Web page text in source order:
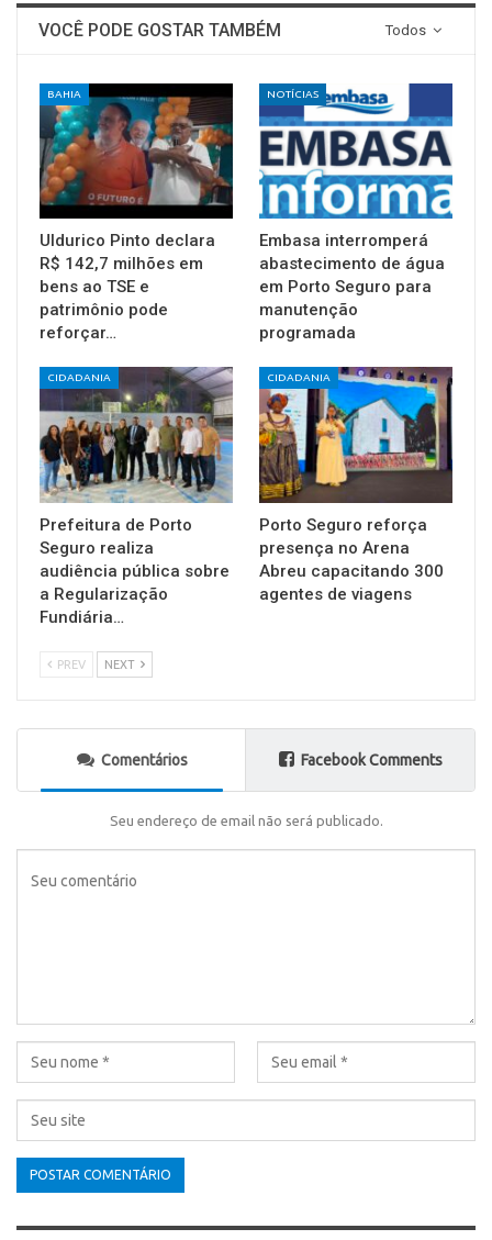
Todos
VOCÊ PODE GOSTAR TAMBÉM
BAHIA
Uldurico Pinto declara
R$ 142,7 milhões em
bens ao TSE e
patrimônio pode
reforçar…
NOTÍCIAS
Embasa interromperá
abastecimento de água
em Porto Seguro para
manutenção
programada
CIDADANIA
Prefeitura de Porto
Seguro realiza
audiência pública sobre
a Regularização
Fundiária…
CIDADANIA
Porto Seguro reforça
presença no Arena
Abreu capacitando 300
agentes de viagens
PREV NEXT
Comentários Facebook Comments
Seu endereço de email não será publicado.